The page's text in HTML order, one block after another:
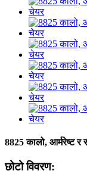
8825 कालो, आर्मरेष्ट
छोटो विवरण: